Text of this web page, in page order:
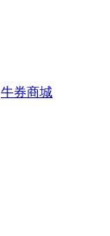
牛券商城